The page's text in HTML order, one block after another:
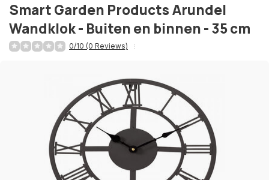
Smart Garden ProductsArundel
Wandklok - Buiten en binnen - 35 cm
0/10 (0 Reviews)